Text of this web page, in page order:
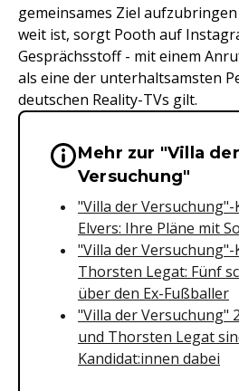
gemeinsames Ziel
weit ist, sorgt Pooth auf
Gesprächsstoff - mit einem
als eine der unterhaltsamsten
deutschen Reality-TVs gilt.
Wichtige
Mehr zur "Villa der
Versuchung"
"Villa der Versuchung"-
Elvers: Ihre Pläne mit
"Villa der Versuchung"-
Thorsten Legat: Fünf
über den Ex-Fußballer
"Villa der Versuchung"
und Thorsten Legat
Kandidat:innen dabei